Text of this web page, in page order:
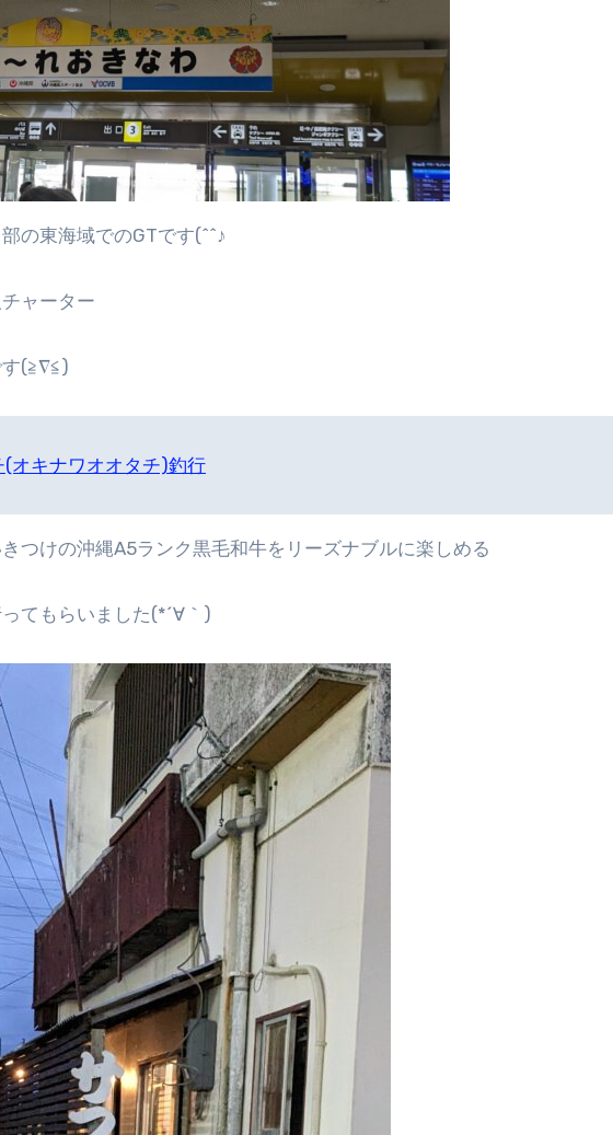
の東海域でのGTです(^^♪
ャーター
す(≧∇≦)
オキナワオオタチ)釣行
つけの沖縄A5ランク黒毛和牛をリーズナブルに楽しめる
てもらいました(*´∀｀)